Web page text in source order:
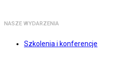
NASZE WYDARZENIA
Szkolenia i konferencje